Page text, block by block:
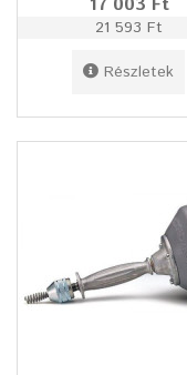
17 003 Ft
21 593 Ft
Részletek